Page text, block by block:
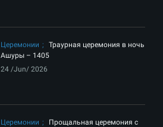
Церемонии
Траурная церемония в ночь
Ашуры – 1405
24 /Jun/ 2026
Церемонии
Прощальная церемония с